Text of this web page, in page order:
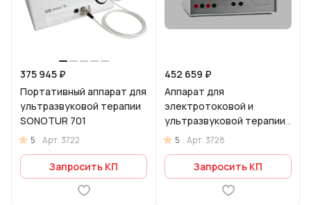
375 945 ₽
Портативный аппарат для
ультразвуковой терапии
SONOTUR 701
5 Арт.3722
Запросить КП
452 659 ₽
Аппарат для
электротоковой и
ультразвуковой терапии
СURATUR
5 Арт.3728
Запросить КП